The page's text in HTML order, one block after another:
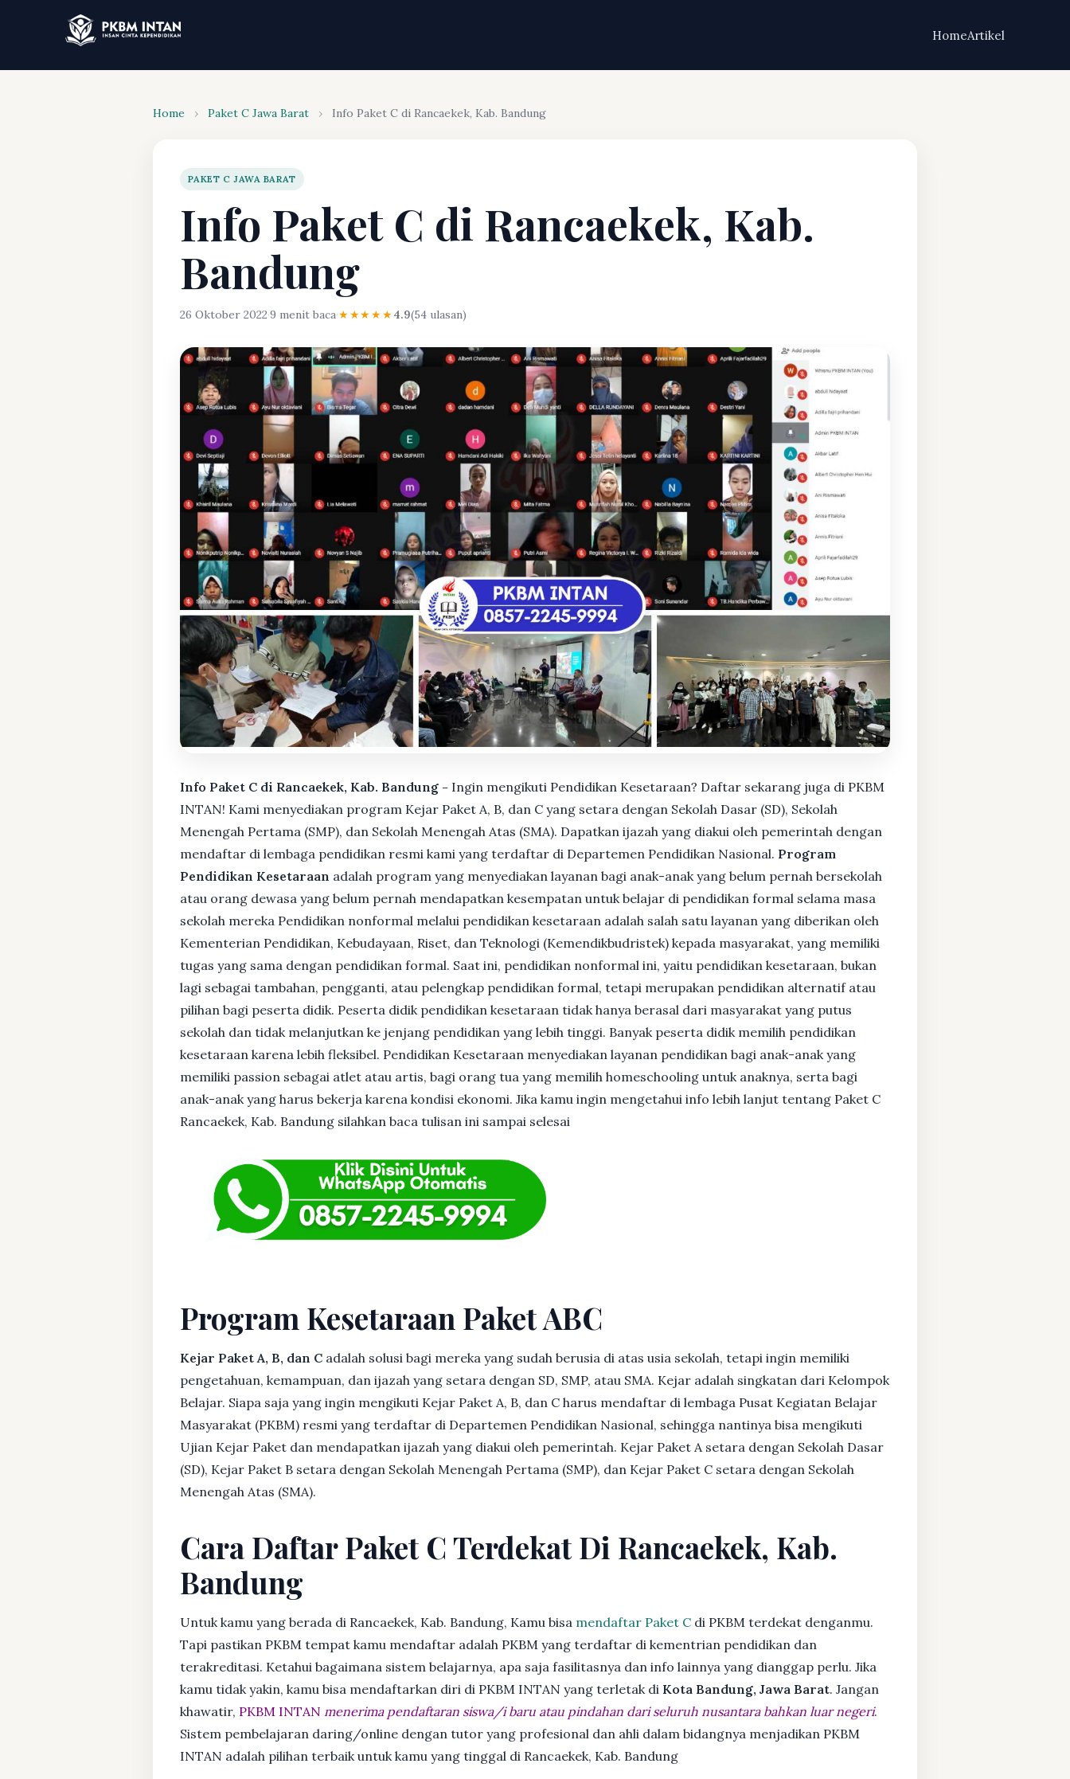
HomeArtikel
Home › Paket C Jawa Barat › Info Paket C di Rancaekek, Kab. Bandung
PAKET C JAWA BARAT
Info Paket C di Rancaekek, Kab.
Bandung
26 Oktober 2022·9 menit baca·★★★★★4.9(54 ulasan)
Info Paket C di Rancaekek, Kab. Bandung - Ingin mengikuti Pendidikan Kesetaraan? Daftar sekarang juga di PKBM
INTAN! Kami menyediakan program Kejar Paket A, B, dan C yang setara dengan Sekolah Dasar (SD), Sekolah
Menengah Pertama (SMP), dan Sekolah Menengah Atas (SMA). Dapatkan ijazah yang diakui oleh pemerintah dengan
mendaftar di lembaga pendidikan resmi kami yang terdaftar di Departemen Pendidikan Nasional. Program
Pendidikan Kesetaraan adalah program yang menyediakan layanan bagi anak-anak yang belum pernah bersekolah
atau orang dewasa yang belum pernah mendapatkan kesempatan untuk belajar di pendidikan formal selama masa
sekolah mereka Pendidikan nonformal melalui pendidikan kesetaraan adalah salah satu layanan yang diberikan oleh
Kementerian Pendidikan, Kebudayaan, Riset, dan Teknologi (Kemendikbudristek) kepada masyarakat, yang memiliki
tugas yang sama dengan pendidikan formal. Saat ini, pendidikan nonformal ini, yaitu pendidikan kesetaraan, bukan
lagi sebagai tambahan, pengganti, atau pelengkap pendidikan formal, tetapi merupakan pendidikan alternatif atau
pilihan bagi peserta didik. Peserta didik pendidikan kesetaraan tidak hanya berasal dari masyarakat yang putus
sekolah dan tidak melanjutkan ke jenjang pendidikan yang lebih tinggi. Banyak peserta didik memilih pendidikan
kesetaraan karena lebih fleksibel. Pendidikan Kesetaraan menyediakan layanan pendidikan bagi anak-anak yang
memiliki passion sebagai atlet atau artis, bagi orang tua yang memilih homeschooling untuk anaknya, serta bagi
anak-anak yang harus bekerja karena kondisi ekonomi. Jika kamu ingin mengetahui info lebih lanjut tentang Paket C
Rancaekek, Kab. Bandung silahkan baca tulisan ini sampai selesai
Program Kesetaraan Paket ABC
Kejar Paket A, B, dan C adalah solusi bagi mereka yang sudah berusia di atas usia sekolah, tetapi ingin memiliki
pengetahuan, kemampuan, dan ijazah yang setara dengan SD, SMP, atau SMA. Kejar adalah singkatan dari Kelompok
Belajar. Siapa saja yang ingin mengikuti Kejar Paket A, B, dan C harus mendaftar di lembaga Pusat Kegiatan Belajar
Masyarakat (PKBM) resmi yang terdaftar di Departemen Pendidikan Nasional, sehingga nantinya bisa mengikuti
Ujian Kejar Paket dan mendapatkan ijazah yang diakui oleh pemerintah. Kejar Paket A setara dengan Sekolah Dasar
(SD), Kejar Paket B setara dengan Sekolah Menengah Pertama (SMP), dan Kejar Paket C setara dengan Sekolah
Menengah Atas (SMA).
Cara Daftar Paket C Terdekat Di Rancaekek, Kab.
Bandung
Untuk kamu yang berada di Rancaekek, Kab. Bandung, Kamu bisa mendaftar Paket C di PKBM terdekat denganmu.
Tapi pastikan PKBM tempat kamu mendaftar adalah PKBM yang terdaftar di kementrian pendidikan dan
terakreditasi. Ketahui bagaimana sistem belajarnya, apa saja fasilitasnya dan info lainnya yang dianggap perlu. Jika
kamu tidak yakin, kamu bisa mendaftarkan diri di PKBM INTAN yang terletak di Kota Bandung, Jawa Barat. Jangan
khawatir, PKBM INTAN menerima pendaftaran siswa/i baru atau pindahan dari seluruh nusantara bahkan luar negeri.
Sistem pembelajaran daring/online dengan tutor yang profesional dan ahli dalam bidangnya menjadikan PKBM
INTAN adalah pilihan terbaik untuk kamu yang tinggal di Rancaekek, Kab. Bandung